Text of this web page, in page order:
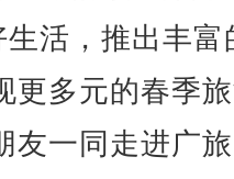
生活，推出丰富
更多元的春季
友一同走进广